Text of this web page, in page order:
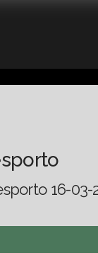
16-03-